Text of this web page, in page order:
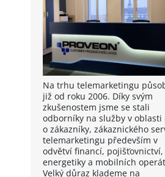
Na trhu telemarketingu
již od roku 2006. Díky svým
zkušenostem jsme se stali
odborníky na služby v oblasti
o zákazníky, zákaznického
telemarketingu především v
odvětví financí, pojišťovnictví,
energetiky a mobilních
Velký důraz klademe na